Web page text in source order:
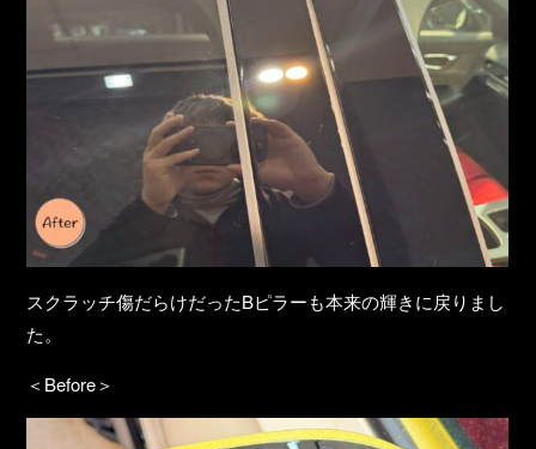
スクラッチ傷だらけだったBピラーも本来の輝きに戻りまし
た。
＜Before＞